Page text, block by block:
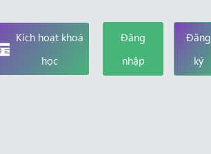
Kích hoạt khoá
học
Đăng
nhập
Đăng
ký